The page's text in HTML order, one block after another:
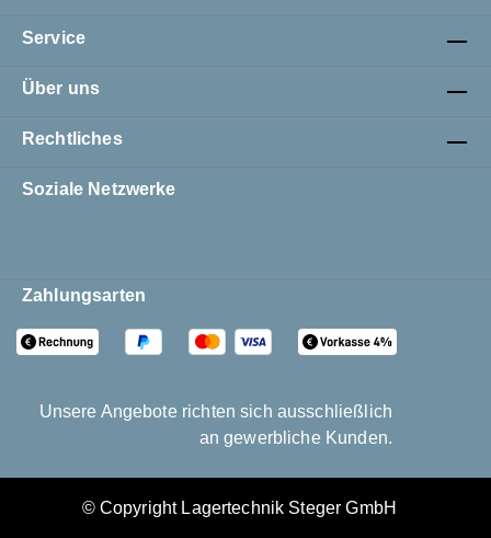
Service
Über uns
Rechtliches
Soziale Netzwerke
Zahlungsarten
Unsere Angebote richten sich ausschließlich
an gewerbliche Kunden.
© Copyright Lagertechnik Steger GmbH